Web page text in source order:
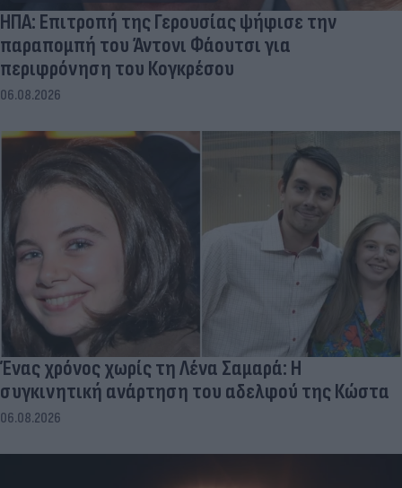
ΗΠΑ: Επιτροπή της Γερουσίας ψήφισε την
παραπομπή του Άντονι Φάουτσι για
περιφρόνηση του Κογκρέσου
06.08.2026
Ένας χρόνος χωρίς τη Λένα Σαμαρά: Η
συγκινητική ανάρτηση του αδελφού της Κώστα
06.08.2026